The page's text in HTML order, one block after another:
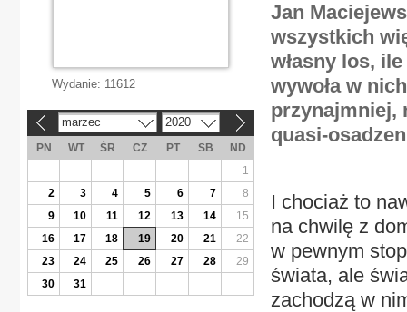
Jan
wszystkich
własny los,
wywoła w
przynajmniej,
quasi-
I chociaż to
na chwilę z
w pewnym
świata, ale
zachodzą w
Wydanie: 11612
marzec 2020
PN WT ŚR CZ PT SB
ND
1
2
3 4 5 6 7
8
9
10 11 12 13 14
15
16
17 18 19 20 21
22
23
24 25 26 27 28
29
30
31